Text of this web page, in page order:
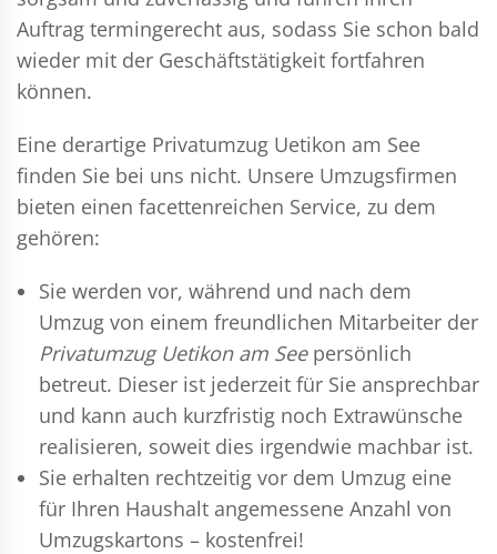
Auftrag termingerecht aus, sodass Sie schon bald
wieder mit der Geschäftstätigkeit fortfahren
können.
Eine derartige Privatumzug Uetikon am See
finden Sie bei uns nicht. Unsere Umzugsfirmen
bieten einen facettenreichen Service, zu dem
gehören:
Sie werden vor, während und nach dem
Umzug von einem freundlichen Mitarbeiter der
Privatumzug Uetikon am Seepersönlich
betreut. Dieser ist jederzeit für Sie ansprechbar
und kann auch kurzfristig noch Extrawünsche
realisieren, soweit dies irgendwie machbar ist.
Sie erhalten rechtzeitig vor dem Umzug eine
für Ihren Haushalt angemessene Anzahl von
Umzugskartons – kostenfrei!